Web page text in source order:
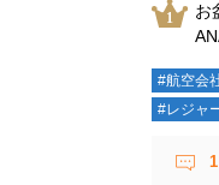
お
#航空会
#レジャ
1